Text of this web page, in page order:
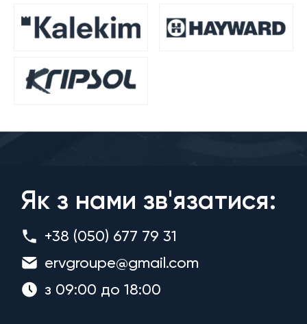
Як з нами зв'язатися:
+38 (050) 677 79 31
ervgroupe@gmail.com
з 09:00 до 18:00